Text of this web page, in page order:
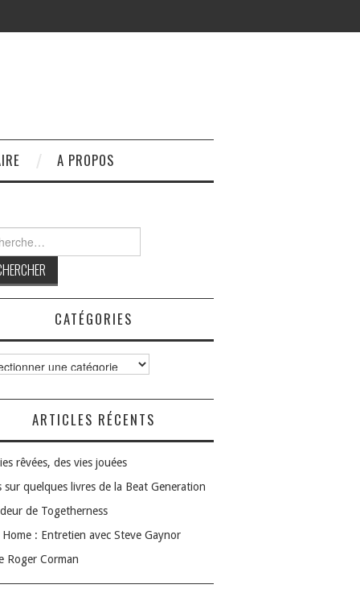
A PROPOS
CATÉGORIES
ARTICLES RÉCENTS
rêvées, des vies jouées
sur quelques livres de la Beat Generation
de Togetherness
: Entretien avec Steve Gaynor
Roger Corman